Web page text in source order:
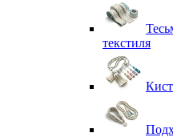
текстиля